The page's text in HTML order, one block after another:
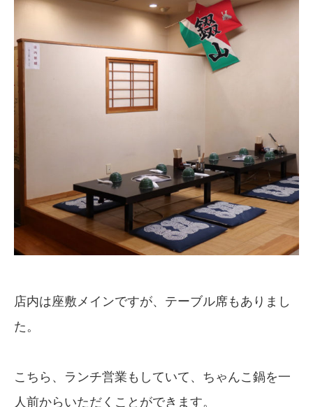
店内は座敷メインですが、テーブル席もありまし
た。
こちら、ランチ営業もしていて、ちゃんこ鍋を一
人前からいただくことができます。